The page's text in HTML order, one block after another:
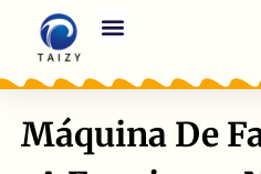
Máquina De